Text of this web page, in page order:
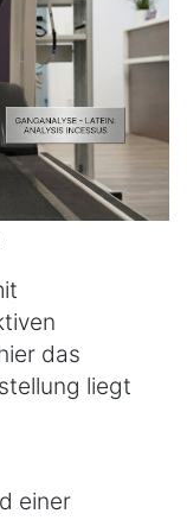
das
liegt
einer